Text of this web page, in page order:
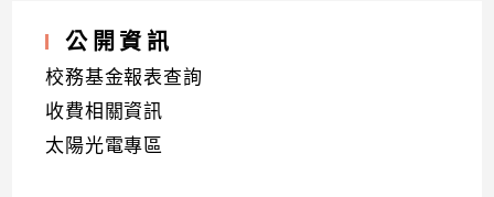
公開資訊
校務基金報表查詢
收費相關資訊
太陽光電專區